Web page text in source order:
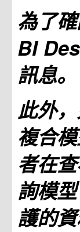
為了
BI
訊息。
此外
複合
者在
詢模
護的